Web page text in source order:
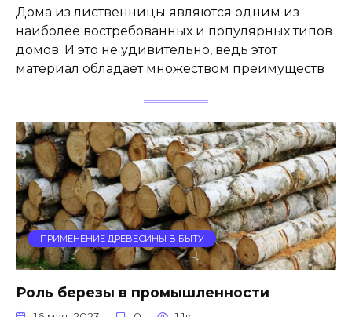
Дома из лиственницы являются одним из
наиболее востребованных и популярных типов
домов. И это не удивительно, ведь этот
материал обладает множеством преимуществ
ПРИМЕНЕНИЕ ДРЕВЕСИНЫ В БЫТУ
Роль березы в промышленности